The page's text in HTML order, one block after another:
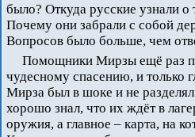
было? Откуда русские узнали
Почему они забрали с собой
Вопросов было больше, чем
Помощники Мирзы ещё раз
чудесному спасению, и только
Мирза был в шоке и не
хорошо знал, что их ждёт в
оружия, а главное – карта, на